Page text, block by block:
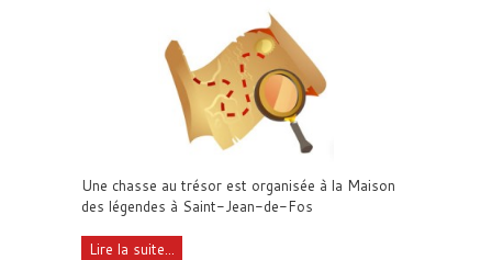
Une chasse au trésor est organisée à la Maison
des légendes à Saint-Jean-de-Fos
Lire la suite...